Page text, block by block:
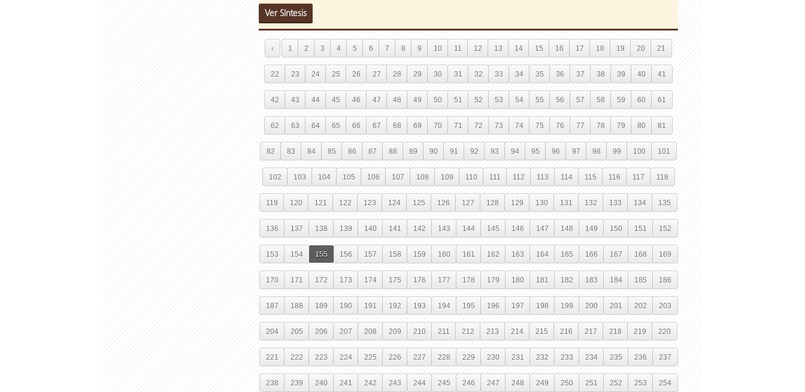
Ver Síntesis
‹ 1 2 3 4 5 6 7 8 9 10 11 12 13 14 15 16 17 18 19 20 21
22 23 24 25 26 27 28 29 30 31 32 33 34 35 36 37 38 39 40 41
42 43 44 45 46 47 48 49 50 51 52 53 54 55 56 57 58 59 60 61
62 63 64 65 66 67 68 69 70 71 72 73 74 75 76 77 78 79 80 81
82 83 84 85 86 87 88 89 90 91 92 93 94 95 96 97 98 99 100 101
102 103 104 105 106 107 108 109 110 111 112 113 114 115 116 117 118
119 120 121 122 123 124 125 126 127 128 129 130 131 132 133 134 135
136 137 138 139 140 141 142 143 144 145 146 147 148 149 150 151 152
153 154 155 156 157 158 159 160 161 162 163 164 165 166 167 168 169
170 171 172 173 174 175 176 177 178 179 180 181 182 183 184 185 186
187 188 189 190 191 192 193 194 195 196 197 198 199 200 201 202 203
204 205 206 207 208 209 210 211 212 213 214 215 216 217 218 219 220
221 222 223 224 225 226 227 228 229 230 231 232 233 234 235 236 237
238 239 240 241 242 243 244 245 246 247 248 249 250 251 252 253 254